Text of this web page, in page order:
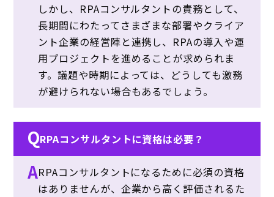
しかし、RPAコンサルタントの責務として、
長期間にわたってさまざまな部署やクライア
ント企業の経営陣と連携し、RPAの導入や運
用プロジェクトを進めることが求められま
す。議題や時期によっては、どうしても激務
が避けられない場合もあるでしょう。
QRPAコンサルタントに資格は必要？
ARPAコンサルタントになるために必須の資格
はありませんが、企業から高く評価されるた